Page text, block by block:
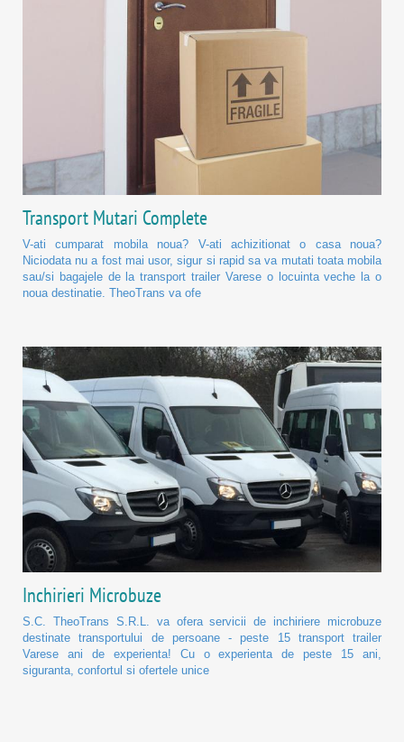
Transport Mutari Complete
V-ati cumparat mobila noua? V-ati achizitionat o casa noua?
Niciodata nu a fost mai usor, sigur si rapid sa va mutati toata mobila
sau/si bagajele de la transport trailer Varese o locuinta veche la o
noua destinatie. TheoTrans va ofe
Inchirieri Microbuze
S.C. TheoTrans S.R.L. va ofera servicii de inchiriere microbuze
destinate transportului de persoane - peste 15 transport trailer
Varese ani de experienta! Cu o experienta de peste 15 ani,
siguranta, confortul si ofertele unice